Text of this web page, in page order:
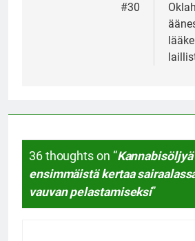
#30
36 thoughts on “
ensimmäistä kertaa
vauvan pelastamiseksi”